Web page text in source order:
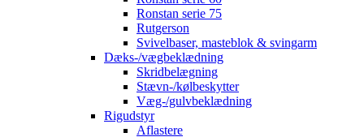
Ronstan serie 75
Rutgerson
Svivelbaser, masteblok & svingarm
Dæks-/vægbeklædning
Skridbelægning
Stævn-/kølbeskytter
Væg-/gulvbeklædning
Rigudstyr
Aflastere